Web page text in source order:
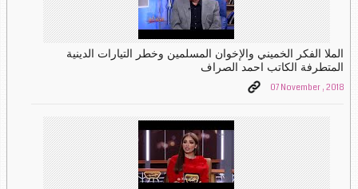
الملا الفكر الخميني والإخوان المسلمين وخطر التيارات الدينية
المتطرفة الكاتب احمد الصراف
07 November , 2018